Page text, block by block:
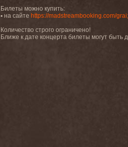
Билеты можно купить:
▪ на сайте https://madstreambooking.com/grai;
Количество строго ограничено!
Ближе к дате концерта билеты могут быть